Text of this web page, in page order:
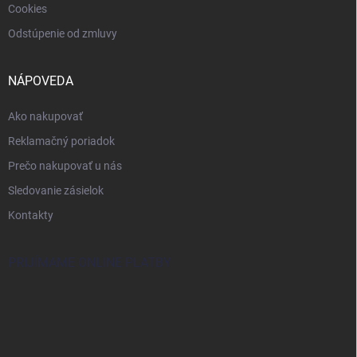
Cookies
Odstúpenie od zmluvy
NÁPOVEDA
Ako nakupovať
Reklamačný poriadok
Prečo nakupovať u nás
Sledovanie zásielok
Kontakty
PRIJÍMAME ONLINE PLATBY